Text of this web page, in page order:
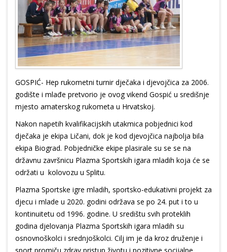
GOSPIĆ- Hep rukometni turnir dječaka i djevojčica za 2006.
godište i mlađe pretvorio je ovog vikend Gospić u središnje
mjesto amaterskog rukometa u Hrvatskoj.
Nakon napetih kvalifikacijskih utakmica pobjednici kod
dječaka je ekipa Ličani, dok je kod djevojčica najbolja bila
ekipa Biograd. Pobjedničke ekipe plasirale su se se na
državnu završnicu Plazma Sportskih igara mladih koja će se
održati u kolovozu u Splitu.
Plazma Sportske igre mladih, sportsko-edukativni projekt za
djecu i mlade u 2020. godini održava se po 24. put i to u
kontinuitetu od 1996. godine. U središtu svih proteklih
godina djelovanja Plazma Sportskih igara mladih su
osnovnoškolci i srednjoškolci. Cilj im je da kroz druženje i